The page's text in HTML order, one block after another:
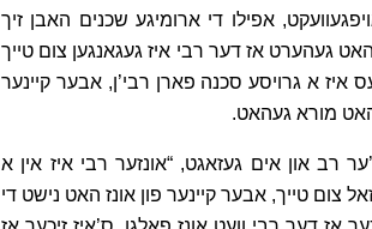
אפילו די ארומיגע שכנים האבן זיך
האט געהערט אז דער רבי איז געגאנגען צום טייך
איז א גרויסע סכנה פארן רבי’ן, אבער קיינער
האט מורא געהאט.
רב און אים געזאגט, “אונזער רבי איז אין א
צום טייך, אבער קיינער פון אונז האט נישט די